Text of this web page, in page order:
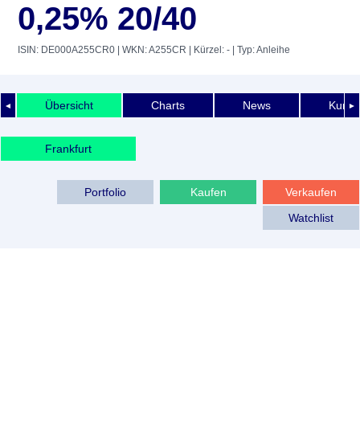
0,25% 20/40
ISIN: DE000A255CR0 | WKN: A255CR | Kürzel: - | Typ: Anleihe
◄ ►
Übersicht Charts News
Frankfurt
Verkaufen
Kaufen
Portfolio
Watchlist